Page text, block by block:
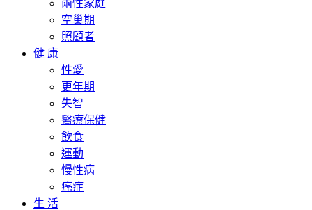
兩性家庭
空巢期
照顧者
健 康
性愛
更年期
失智
醫療保健
飲食
運動
慢性病
癌症
生 活